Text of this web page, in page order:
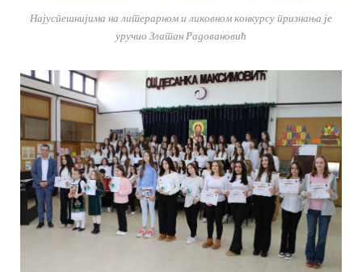
Најуспешнијима на литерарном и ликовном конкурсу признања је
уручио Златан Радовановић